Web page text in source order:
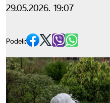
29.05.2026. 19:07
Podeli: